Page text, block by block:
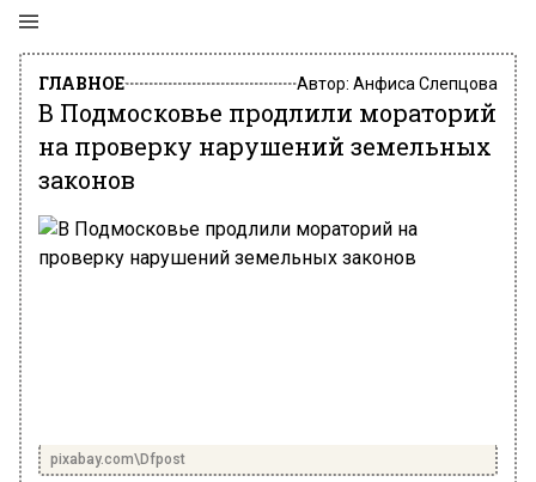
ГЛАВНОЕ Автор: Анфиса Слепцова
В Подмосковье продлили мораторий
на проверку нарушений земельных
законов
pixabay.com\Dfpost